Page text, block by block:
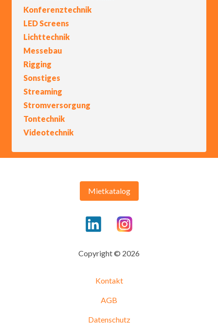
Konferenztechnik
LED Screens
Lichttechnik
Messebau
Rigging
Sonstiges
Streaming
Stromversorgung
Tontechnik
Videotechnik
Mietkatalog
Copyright © 2026
Kontakt
AGB
Datenschutz